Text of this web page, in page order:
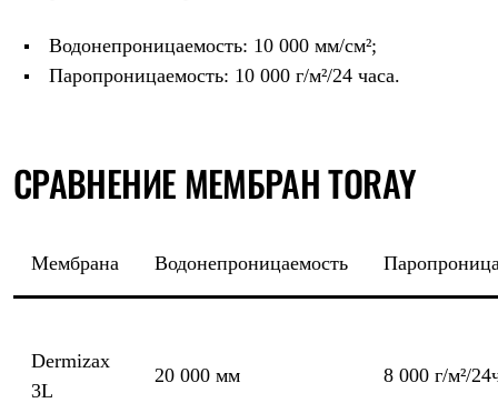
CITY
BASK juno
Баск сегодня
История
Баск в вашем городе
Сотрудничество
Дилерам
Стать дилером
Водонепроницаемость: 10 000 мм/см²;
Паропроницаемость: 10 000 г/м²/24 часа.
СРАВНЕНИЕ МЕМБРАН TORAY
Мембрана Водонепроницаемость
Dermizax
3L
20 000 мм 8 000 г/м²/